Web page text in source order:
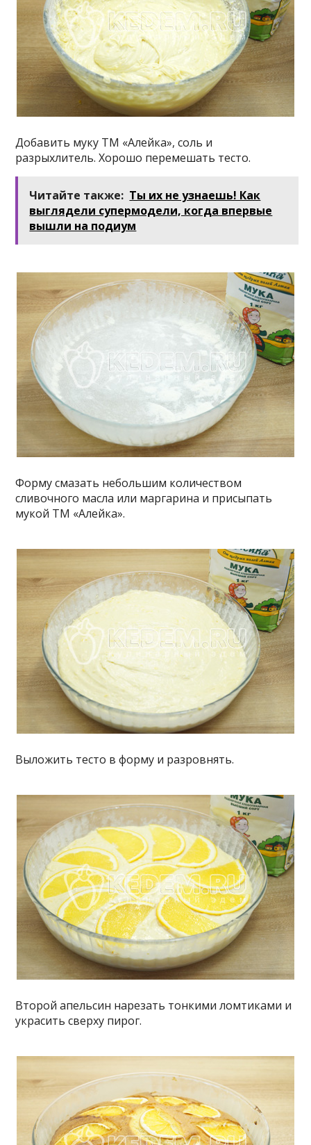
Добавить муку ТМ «Алейка», соль и
разрыхлитель. Хорошо перемешать тесто.
Читайте также: Ты их не узнаешь! Как
выглядели супермодели, когда впервые
вышли на подиум
Форму смазать небольшим количеством
сливочного масла или маргарина и присыпать
мукой ТМ «Алейка».
Выложить тесто в форму и разровнять.
Второй апельсин нарезать тонкими ломтиками и
украсить сверху пирог.